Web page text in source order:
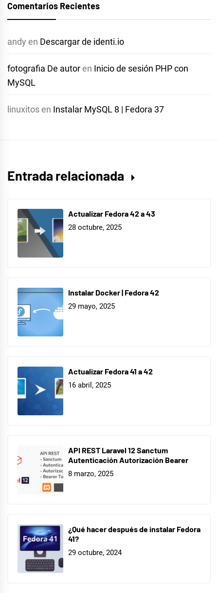
Comentarios Recientes
andy en Descargar de identi.io
fotografia De autor en Inicio de sesión PHP con
MySQL
linuxitos en Instalar MySQL 8 | Fedora 37
Entrada relacionada
Actualizar Fedora 42 a 43
28 octubre, 2025
Instalar Docker | Fedora 42
29 mayo, 2025
Actualizar Fedora 41 a 42
16 abril, 2025
API REST Laravel 12 Sanctum
Autenticación Autorización Bearer
8 marzo, 2025
¿Qué hacer después de instalar Fedora
41?
29 octubre, 2024